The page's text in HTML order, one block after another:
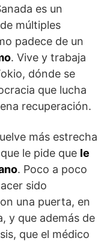
es un
múltiples
padece de un
. Vive y trabaja
dónde se
que lucha
recuperación.
más estrecha
le pide que le
. Poco a poco
sido
una puerta, en
y que además de
que el médico